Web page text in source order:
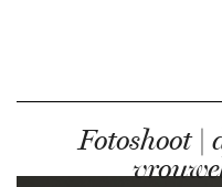
Fotoshoot |